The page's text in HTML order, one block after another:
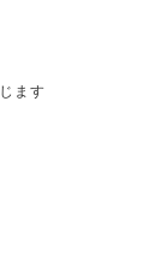
ます